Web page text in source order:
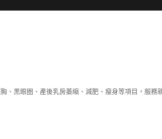
黑眼圈、產後乳房萎縮、減肥、瘦身等項目，服務